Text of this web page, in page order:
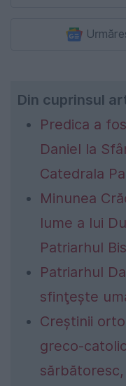
Din cuprinsul
Predica a
Daniel la
Catedrala
Minunea
lume a lui
Patriarhul
Patriarhul
sfinţeşte
Creştinii
greco-